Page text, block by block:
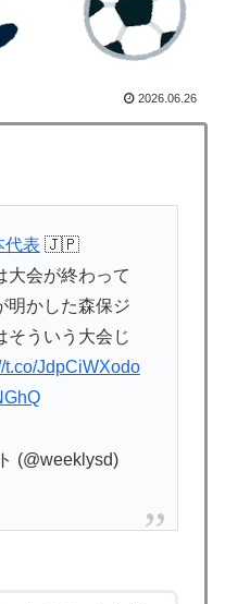
土木技術の完全勝利をご
わ」「こういうのを見る
会、FIFA会長に確固たる
なｗ」
、辞任危機でトランプ政
失笑！【海外の反応】
中に熊本地震が発生、大
たちの対応ぶりに海外大
がドーピング検査をすり
界の『日本びいき』に
だ！」 英高級紙も驚愕
2026.06.26
代表 🇯🇵
大会が終わって
明かした森保ジ
そういう大会じ
t.co/JdpCiWXodo
(@weeklysd)